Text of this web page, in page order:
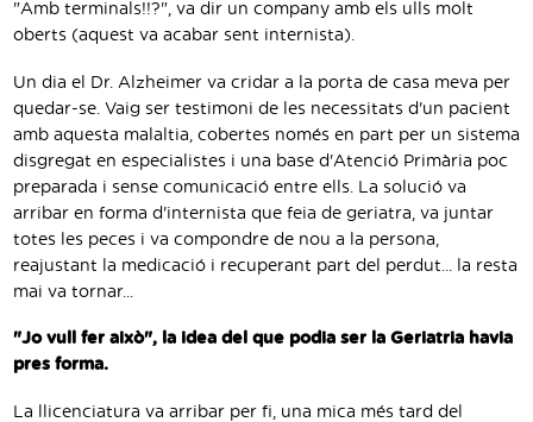
"Amb terminals!!?", va dir un company amb els ulls molt
oberts (aquest va acabar sent internista).
Un dia el Dr. Alzheimer va cridar a la porta de casa meva per
quedar-se. Vaig ser testimoni de les necessitats d'un pacient
amb aquesta malaltia, cobertes només en part per un sistema
disgregat en especialistes i una base d'Atenció Primària poc
preparada i sense comunicació entre ells. La solució va
arribar en forma d'internista que feia de geriatra, va juntar
totes les peces i va compondre de nou a la persona,
reajustant la medicació i recuperant part del perdut... la resta
mai va tornar...
"Jo vull fer això", la idea del que podia ser la Geriatria havia
pres forma.
La llicenciatura va arribar per fi, una mica més tard del